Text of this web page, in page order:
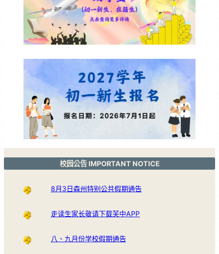
校园公告 IMPORTANT NOTICE
8月3日森州特别公共假期通告
走读生家长敬请下载芙中APP
八、九月份学校假期通告